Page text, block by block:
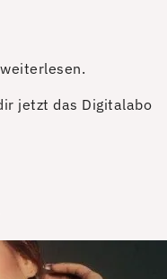
jetzt das Digitalabo